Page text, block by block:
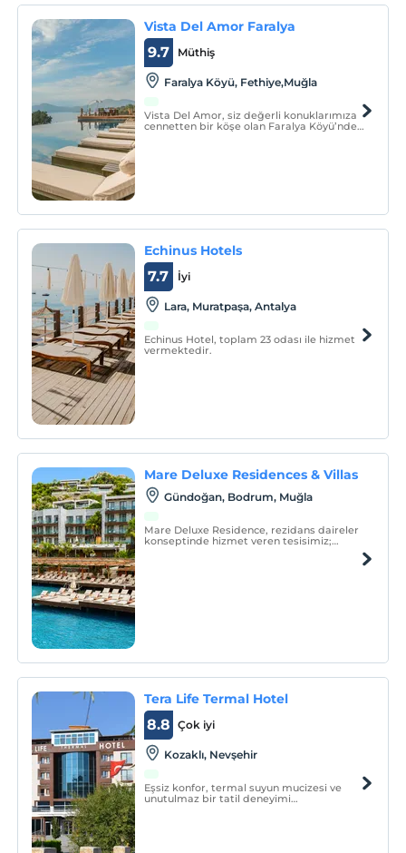
Vista Del Amor Faralya
Müthiş
9.7
Faralya Köyü, Fethiye,Muğla
Vista Del Amor, siz değerli konuklarımıza
cennetten bir köşe olan Faralya Köyü’nde
Echinus Hotels
İyi
7.7
Lara, Muratpaşa, Antalya
Echinus Hotel, toplam 23 odası ile hizmet
vermektedir.
Mare Deluxe Residences & Villas
Gündoğan, Bodrum, Muğla
Mare Deluxe Residence, rezidans daireler
konseptinde hizmet veren tesisimiz;
Tera Life Termal Hotel
Çok iyi
8.8
Kozaklı, Nevşehir
Eşsiz konfor, termal suyun mucizesi ve
unutulmaz bir tatil deneyimi…